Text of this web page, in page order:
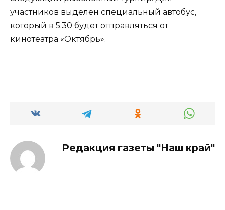
участников выделен специальный автобус,
который в 5.30 будет отправляться от
кинотеатра «Октябрь».
Редакция газеты "Наш край"